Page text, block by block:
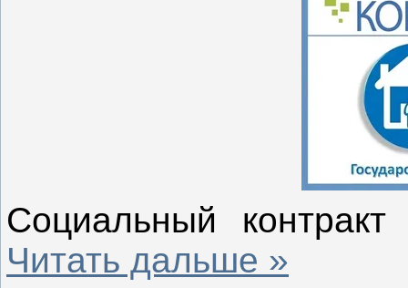
Социальный
Читать дальше »